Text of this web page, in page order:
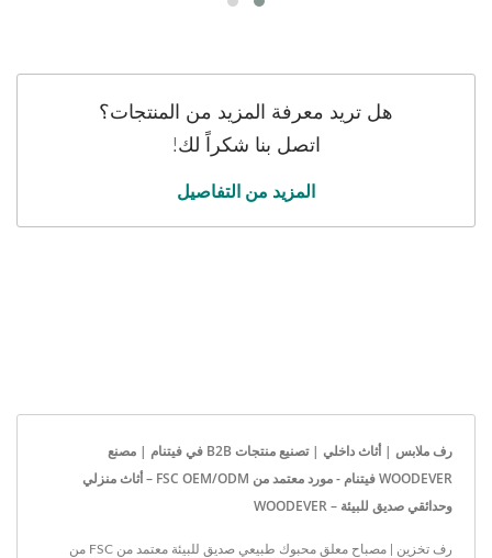
هل تريد معرفة المزيد من المنتجات؟
اتصل بنا شكراً لك!
المزيد من التفاصيل
رف ملابس | أثاث داخلي | تصنيع منتجات B2B في فيتنام | مصنع
WOODEVER فيتنام - مورد معتمد من FSC OEM/ODM – أثاث منزلي
وحدائقي صديق للبيئة – WOODEVER
رف تخزين | مصباح معلق محبوك طبيعي صديق للبيئة معتمد من FSC من